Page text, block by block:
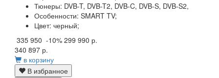
Тюнеры: DVB-T, DVB-T2, DVB-C, DVB-S, DVB-S2,
Особенности: SMART TV;
Цвет: черный;
335 950 -10% 299 990 р.
340 897 р.
в корзину
В избранное